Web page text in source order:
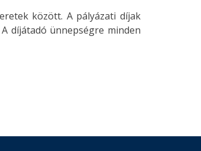
között. A pályázati díjak
díjátadó ünnepségre minden